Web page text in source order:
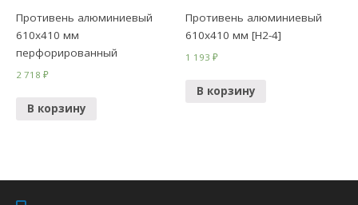
Противень алюминиевый
610х410 мм
перфорированный
2 718₽
В корзину
Противень алюминиевый
610х410 мм [Н2-4]
1 193₽
В корзину